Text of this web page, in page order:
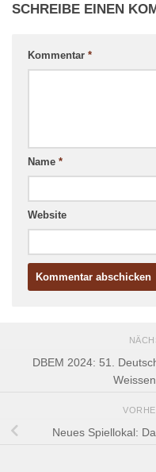
SCHREIBE EINEN
Kommentar *
Name *
Website
DBEM 2024: 51.
Neues Spiellokal: